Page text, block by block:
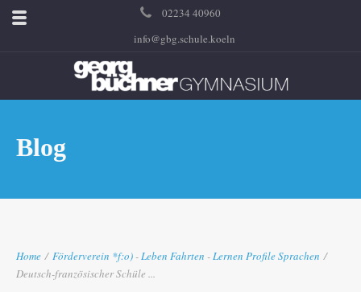
02234 40960
info@gbg.schule.koeln
Blog
Home / Förderverein *f:o) -Leben Fahrten -Lernen ProfileSprachen /
Deutsch-französischer Schüle ...